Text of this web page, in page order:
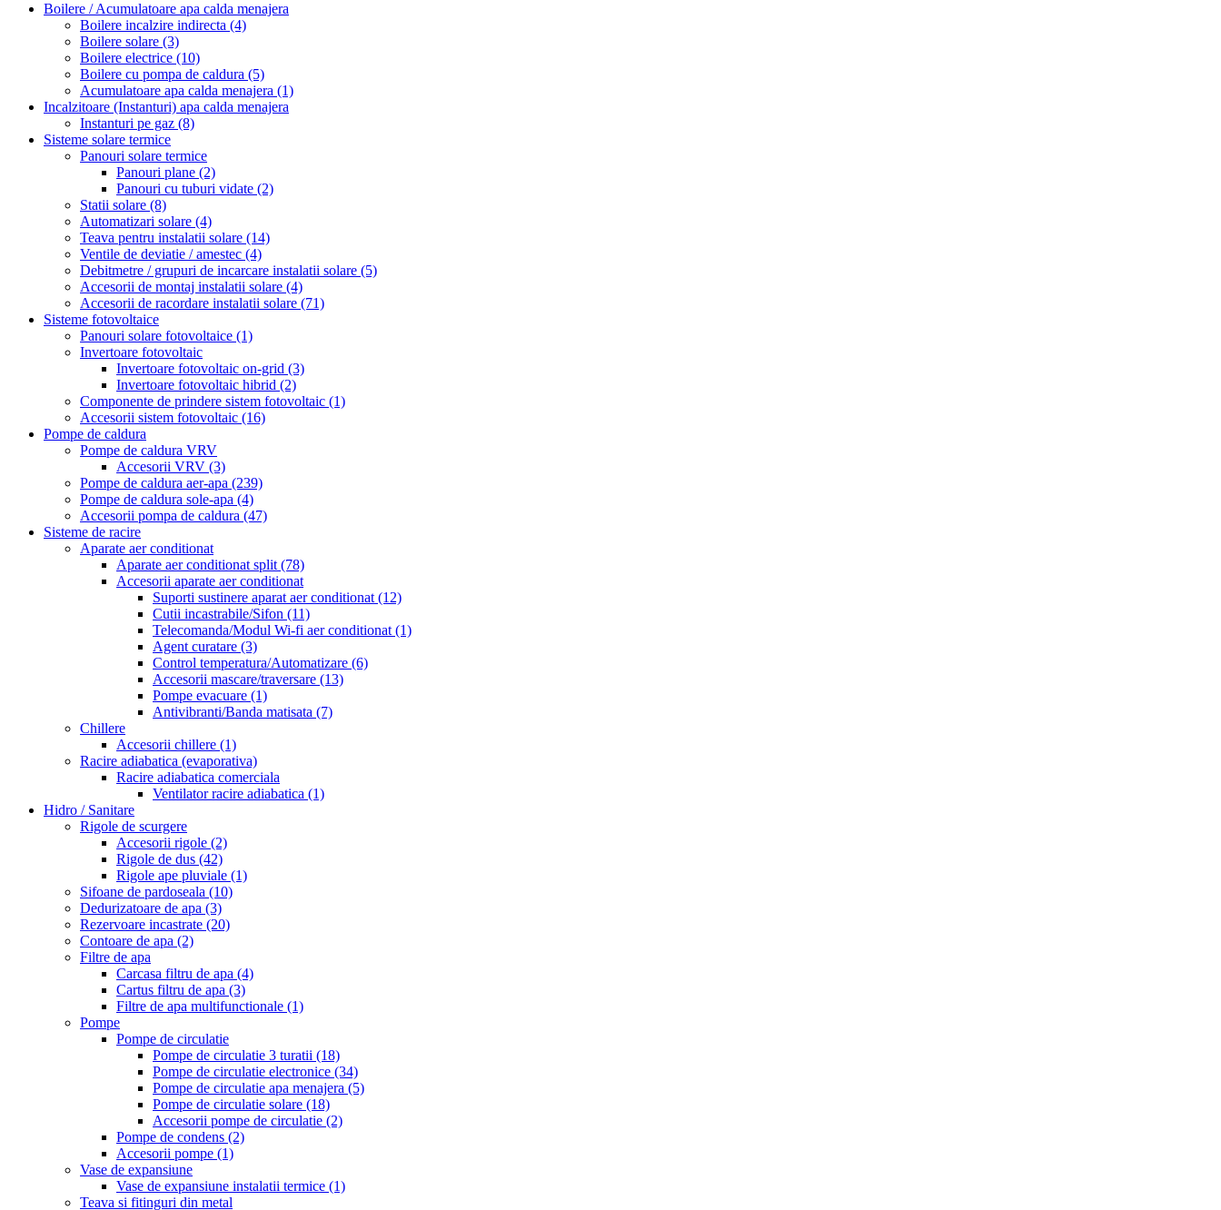
Boilere / Acumulatoare apa calda menajera
Boilere incalzire indirecta (4)
Boilere solare (3)
Boilere electrice (10)
Boilere cu pompa de caldura (5)
Acumulatoare apa calda menajera (1)
Incalzitoare (Instanturi) apa calda menajera
Instanturi pe gaz (8)
Sisteme solare termice
Panouri solare termice
Panouri plane (2)
Panouri cu tuburi vidate (2)
Statii solare (8)
Automatizari solare (4)
Teava pentru instalatii solare (14)
Ventile de deviatie / amestec (4)
Debitmetre / grupuri de incarcare instalatii solare (5)
Accesorii de montaj instalatii solare (4)
Accesorii de racordare instalatii solare (71)
Sisteme fotovoltaice
Panouri solare fotovoltaice (1)
Invertoare fotovoltaic
Invertoare fotovoltaic on-grid (3)
Invertoare fotovoltaic hibrid (2)
Componente de prindere sistem fotovoltaic (1)
Accesorii sistem fotovoltaic (16)
Pompe de caldura
Pompe de caldura VRV
Accesorii VRV (3)
Pompe de caldura aer-apa (239)
Pompe de caldura sole-apa (4)
Accesorii pompa de caldura (47)
Sisteme de racire
Aparate aer conditionat
Aparate aer conditionat split (78)
Accesorii aparate aer conditionat
Suporti sustinere aparat aer conditionat (12)
Cutii incastrabile/Sifon (11)
Telecomanda/Modul Wi-fi aer conditionat (1)
Agent curatare (3)
Control temperatura/Automatizare (6)
Accesorii mascare/traversare (13)
Pompe evacuare (1)
Antivibranti/Banda matisata (7)
Chillere
Accesorii chillere (1)
Racire adiabatica (evaporativa)
Racire adiabatica comerciala
Ventilator racire adiabatica (1)
Hidro / Sanitare
Rigole de scurgere
Accesorii rigole (2)
Rigole de dus (42)
Rigole ape pluviale (1)
Sifoane de pardoseala (10)
Dedurizatoare de apa (3)
Rezervoare incastrate (20)
Contoare de apa (2)
Filtre de apa
Carcasa filtru de apa (4)
Cartus filtru de apa (3)
Filtre de apa multifunctionale (1)
Pompe
Pompe de circulatie
Pompe de circulatie 3 turatii (18)
Pompe de circulatie electronice (34)
Pompe de circulatie apa menajera (5)
Pompe de circulatie solare (18)
Accesorii pompe de circulatie (2)
Pompe de condens (2)
Accesorii pompe (1)
Vase de expansiune
Vase de expansiune instalatii termice (1)
Teava si fitinguri din metal